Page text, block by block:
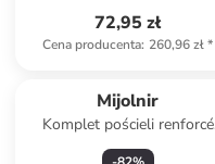
72,95 zł
Cena producenta: 260,96 zł*
Mijolnir
Komplet pościeli renforcé
"Flair" w kolorze biało-